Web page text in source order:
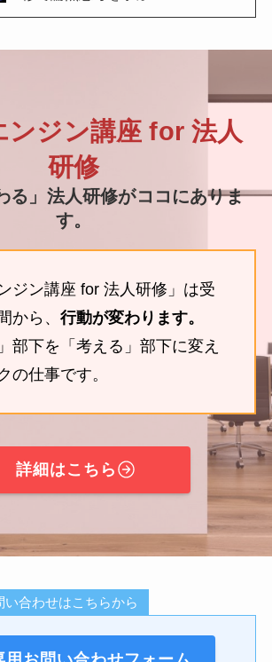
ンジン講座 for 法人
研修
る」法人研修がココにありま
す。
ジン講座 for 法人研修」は受
から、 行動が変わります。
部下を「考える」部下に変え
の仕事です。
詳細はこちら
い合わせはこちらから